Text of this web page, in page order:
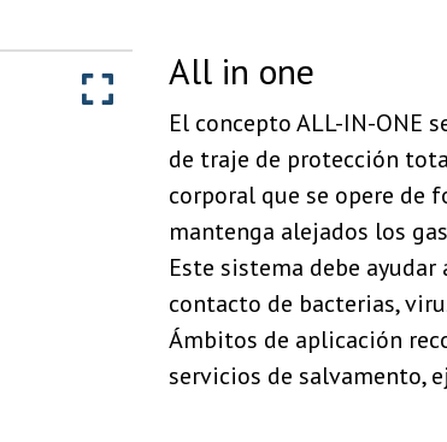
All in one
El concepto ALL-IN-ONE
de traje de protección
corporal que se opere de
mantenga alejados los
Este sistema debe
contacto de bacterias,
Ámbitos de aplicación
servicios de salvamento,